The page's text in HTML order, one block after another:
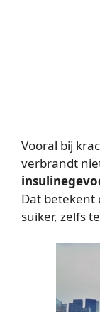
Vooral bij
verbrandt
Dat betekent
suiker, zelfs